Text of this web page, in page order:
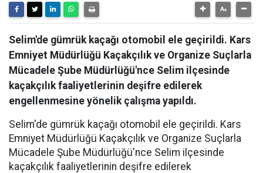
Selim'de gümrük kaçağı otomobil ele geçirildi. Kars
Emniyet Müdürlüğü Kaçakçılık ve Organize Suçlarla
Mücadele Şube Müdürlüğü'nce Selim ilçesinde
kaçakçılık faaliyetlerinin deşifre edilerek
engellenmesine yönelik çalışma yapıldı.
Selim'de gümrük kaçağı otomobil ele geçirildi. Kars
Emniyet Müdürlüğü Kaçakçılık ve Organize Suçlarla
Mücadele Şube Müdürlüğü'nce Selim ilçesinde
kaçakçılık faaliyetlerinin deşifre edilerek